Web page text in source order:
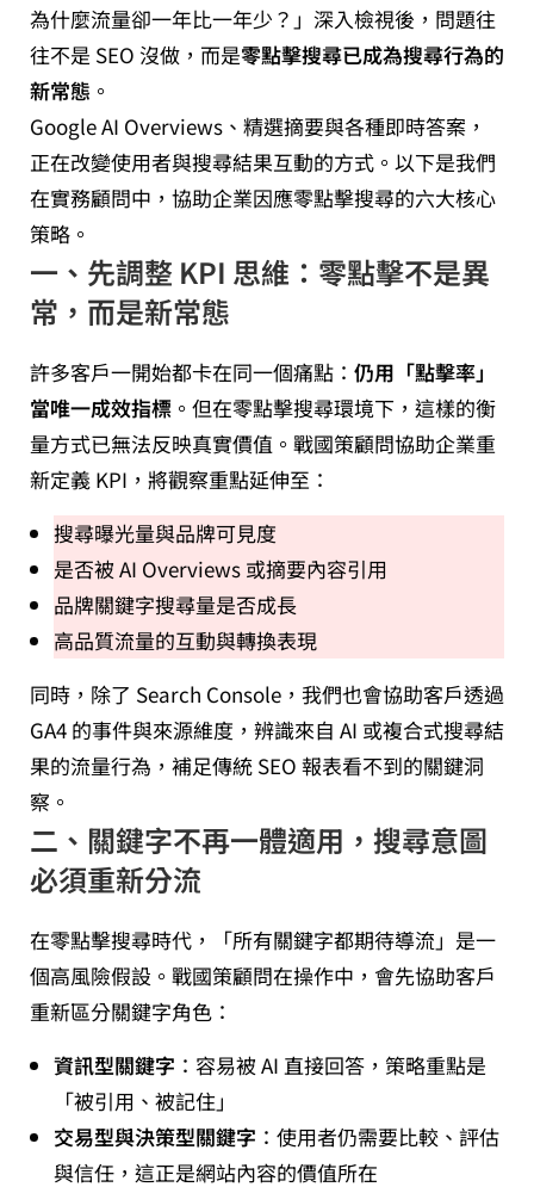
為什麼流量卻一年比一年少？」深入檢視後，問題往
往不是 SEO 沒做，而是零點擊搜尋已成為搜尋行為的
新常態 。
Google AI Overviews、精選摘要與各種即時答案，
正在改變使用者與搜尋結果互動的方式。以下是我們
在實務顧問中，協助企業因應零點擊搜尋的六大核心
策略。
一、先調整 KPI 思維：零點擊不是異
常，而是新常態
許多客戶一開始都卡在同一個痛點： 仍用「點擊率」
當唯一成效指標 。但在零點擊搜尋環境下，這樣的衡
量方式已無法反映真實價值。戰國策顧問協助企業重
新定義 KPI，將觀察重點延伸至：
搜尋曝光量與品牌可見度
是否被 AI Overviews 或摘要內容引用
品牌關鍵字搜尋量是否成長
高品質流量的互動與轉換表現
同時，除了 Search Console，我們也會協助客戶透過
GA4 的事件與來源維度，辨識來自 AI 或複合式搜尋結
果的流量行為，補足傳統 SEO 報表看不到的關鍵洞
察。
二、關鍵字不再一體適用，搜尋意圖
必須重新分流
在零點擊搜尋時代，「所有關鍵字都期待導流」是一
個高風險假設。戰國策顧問在操作中，會先協助客戶
重新區分關鍵字角色：
資訊型關鍵字 ：容易被 AI 直接回答，策略重點是
「被引用、被記住」
交易型與決策型關鍵字 ：使用者仍需要比較、評估
與信任，這正是網站內容的價值所在